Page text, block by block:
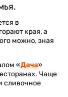
в
края, а
можно, зная
«Дача»
Чаще
сливочное